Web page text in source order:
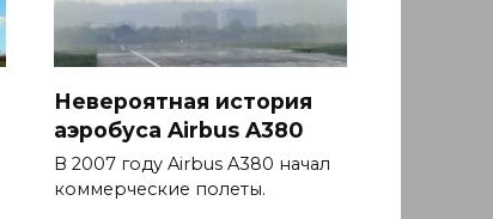
Невероятная история
аэробуса Airbus A380
В 2007 году Airbus A380 начал
коммерческие полеты.